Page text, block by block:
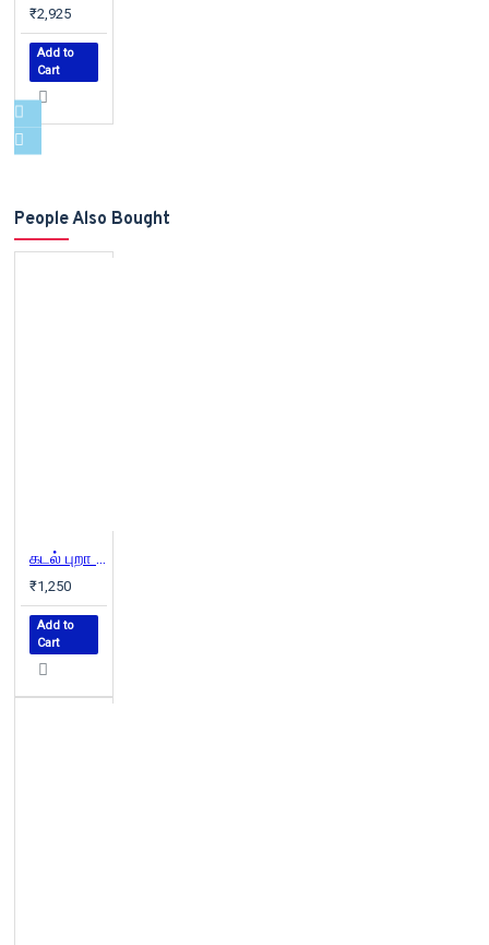
₹2,925
Add to
Cart
People Also Bought
கடல் புறா (மூன்று பாகங்கள்)
₹1,250
Add to
Cart